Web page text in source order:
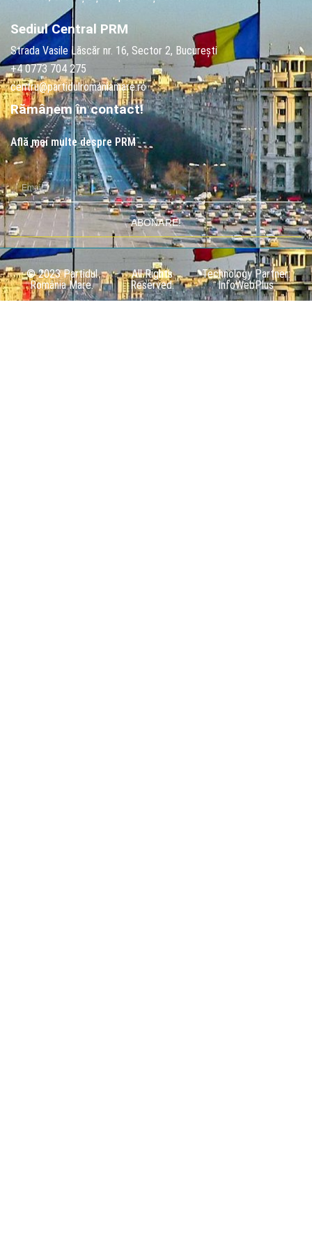
Sediul Central PRM
Strada Vasile Lăscăr nr. 16, Sector 2, București
+4 0773 704 275
centru@partidulromaniamare.ro
Rămânem în contact!
Află mai multe despre PRM
ABONARE!
© 2023 Partidul
România Mare.
All Rights
Reserved.
Technology Partner:
InfoWebPlus